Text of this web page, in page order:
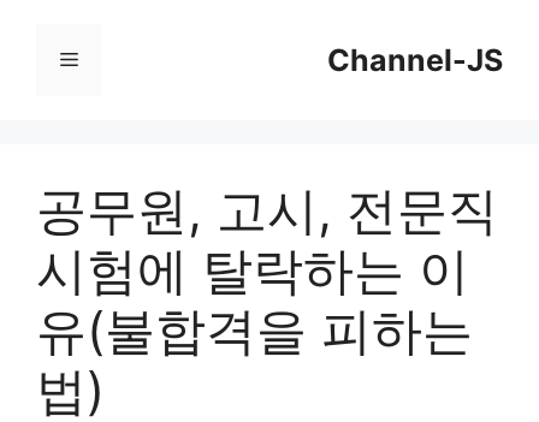
Channel-JS
메
공무원, 고시, 전문직
시험에 탈락하는 이
유(불합격을 피하는
법)